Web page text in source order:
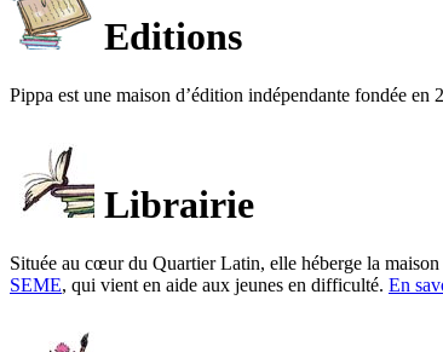
Editions
Pippa est une maison d’édition indépendante fondée
Librairie
Située au cœur du Quartier Latin, elle héberge la
SEME, qui vient en aide aux jeunes en difficulté. En